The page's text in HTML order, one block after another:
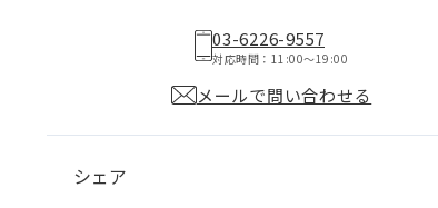
03-6226-9557
対応時間：11:00〜19:00
メールで問い合わせる
シェア